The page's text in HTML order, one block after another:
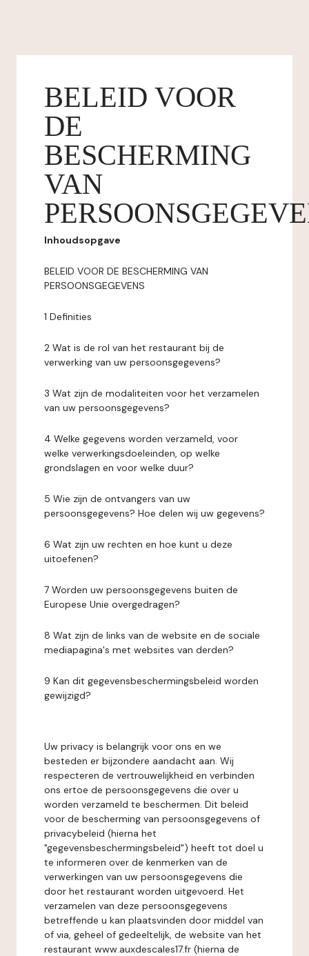
BELEID VOOR
DE
BESCHERMING
VAN
Inhoudsopgave
BELEID VOOR DE BESCHERMING VAN
PERSOONSGEGEVENS
1 Definities
2 Wat is de rol van het restaurant bij de
verwerking van uw persoonsgegevens?
3 Wat zijn de modaliteiten voor het verzamelen
van uw persoonsgegevens?
4 Welke gegevens worden verzameld, voor
welke verwerkingsdoeleinden, op welke
grondslagen en voor welke duur?
5 Wie zijn de ontvangers van uw
persoonsgegevens? Hoe delen wij uw gegevens?
6 Wat zijn uw rechten en hoe kunt u deze
uitoefenen?
7 Worden uw persoonsgegevens buiten de
Europese Unie overgedragen?
8 Wat zijn de links van de website en de sociale
mediapagina's met websites van derden?
9 Kan dit gegevensbeschermingsbeleid worden
gewijzigd?
Uw privacy is belangrijk voor ons en we
besteden er bijzondere aandacht aan. Wij
respecteren de vertrouwelijkheid en verbinden
ons ertoe de persoonsgegevens die over u
worden verzameld te beschermen. Dit beleid
voor de bescherming van persoonsgegevens of
privacybeleid (hierna het
"gegevensbeschermingsbeleid") heeft tot doel u
te informeren over de kenmerken van de
verwerkingen van uw persoonsgegevens die
door het restaurant worden uitgevoerd. Het
verzamelen van deze persoonsgegevens
betreffende u kan plaatsvinden door middel van
of via, geheel of gedeeltelijk, de website van het
restaurant www.auxdescales17.fr (hierna de